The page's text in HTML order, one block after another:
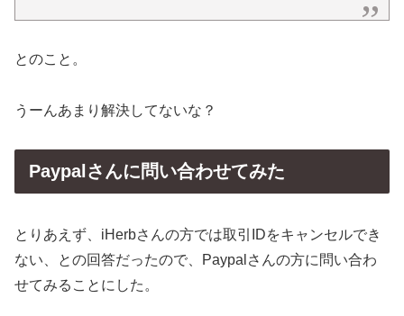
とのこと。
うーんあまり解決してないな？
Paypalさんに問い合わせてみた
とりあえず、iHerbさんの方では取引IDをキャンセルでき
ない、との回答だったので、Paypalさんの方に問い合わ
せてみることにした。